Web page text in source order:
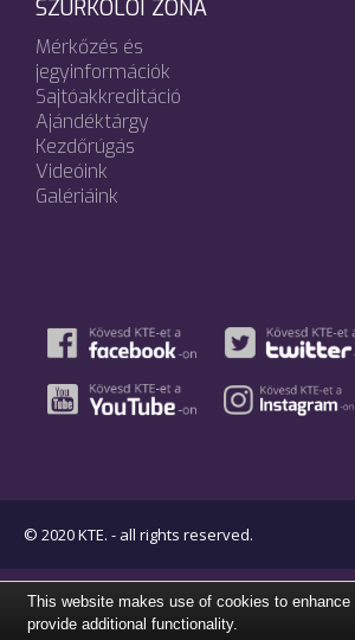
SZURKOLÓI ZÓNA
Mérkőzés és
jegyinformációk
Sajtóakkreditáció
Ajándéktárgy
Kezdőrúgás
Videóink
Galériáink
© 2020 KTE. - all rights reserved.
This website makes use of cookies to enhance
provide additional functionality.